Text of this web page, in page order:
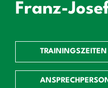
Franz-
TRAININGSZEITEN